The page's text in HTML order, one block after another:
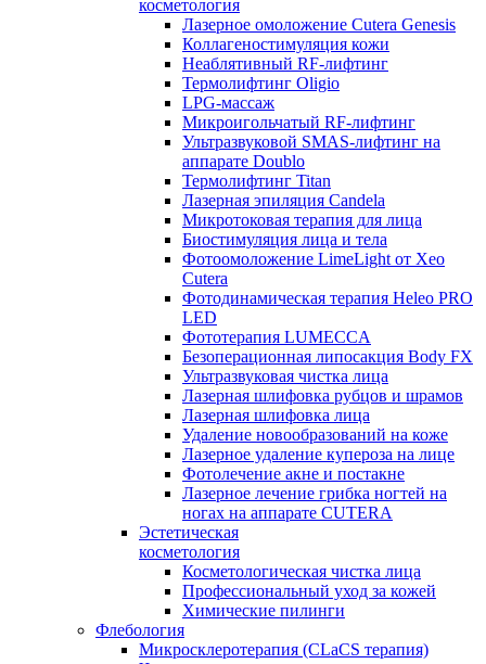
косметология
Лазерное омоложение Cutera Genesis
Коллагеностимуляция кожи
Неаблятивный RF-лифтинг
Термолифтинг Oligio
LPG-массаж
Микроигольчатый RF-лифтинг
Ультразвуковой SMAS-лифтинг на
аппарате Doublo
Термолифтинг Titan
Лазерная эпиляция Сandela
Микротоковая терапия для лица
Биостимуляция лица и тела
Фотоомоложение LimeLight от Xeo
Cutera
Фотодинамическая терапия Heleo PRO
LED
Фототерапия LUMECCA
Безоперационная липосакция Body FX
Ультразвуковая чистка лица
Лазерная шлифовка рубцов и шрамов
Лазерная шлифовка лица
Удаление новообразований на коже
Лазерное удаление купероза на лице
Фотолечение акне и постакне
Лазерное лечение грибка ногтей на
ногах на аппарате CUTERA
Эстетическая
косметология
Косметологическая чистка лица
Профессиональный уход за кожей
Химические пилинги
Флебология
Микросклеротерапия (CLaCS терапия)